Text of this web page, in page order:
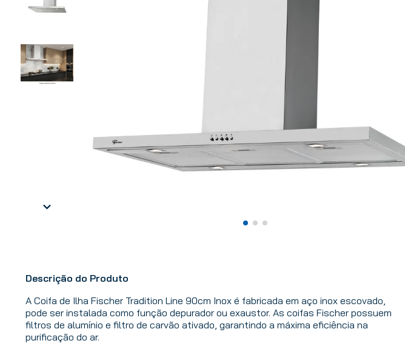
Descrição do Produto
A Coifa de Ilha Fischer Tradition Line 90cm Inox é fabricada em aço inox escovado,
pode ser instalada como função depurador ou exaustor. As coifas Fischer possuem
filtros de alumínio e filtro de carvão ativado, garantindo a máxima eficiência na
purificação do ar.